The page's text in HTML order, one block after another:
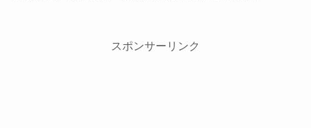
スポンサーリンク